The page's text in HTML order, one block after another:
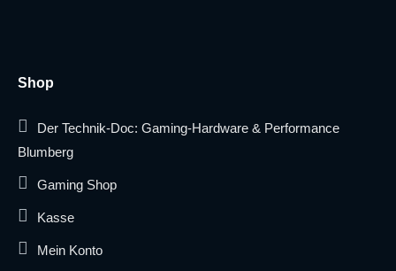
Shop
Der Technik-Doc: Gaming-Hardware & Performance
Blumberg
Gaming Shop
Kasse
Mein Konto